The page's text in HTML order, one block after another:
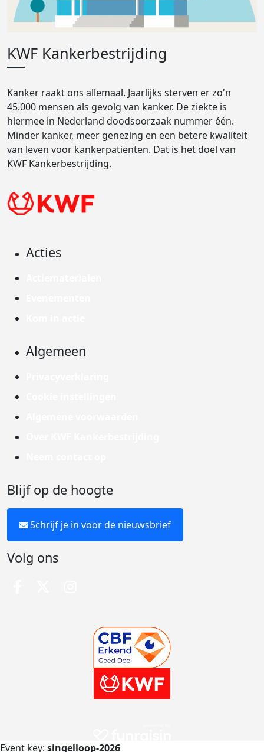
KWF Kankerbestrijding
Kanker raakt ons allemaal. Jaarlijks sterven er zo'n
45.000 mensen als gevolg van kanker. De ziekte is
hiermee in Nederland doodsoorzaak nummer één.
Minder kanker, meer genezing en een betere kwaliteit
van leven voor kankerpatiënten. Dat is het doel van
KWF Kankerbestrijding.
Acties
Algemeen
Blijf op de hoogte
Schrijf je in voor de nieuwsbrief
Volg ons
Event key: singelloop-2026